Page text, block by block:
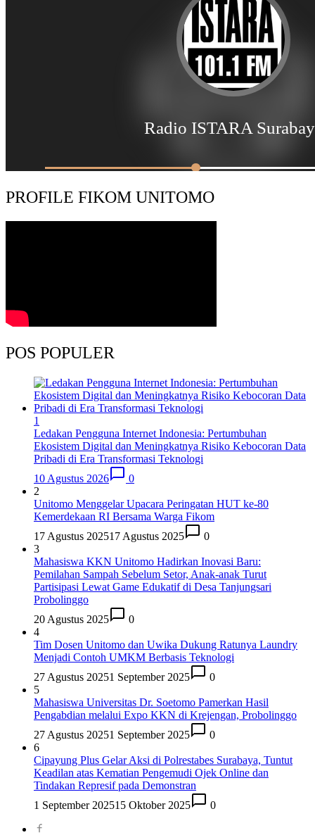
PROFILE FIKOM UNITOMO
POS POPULER
1
Ledakan Pengguna Internet Indonesia: Pertumbuhan
Ekosistem Digital dan Meningkatnya Risiko Kebocoran Data
Pribadi di Era Transformasi Teknologi
10 Agustus 2026
0
2
Unitomo Menggelar Upacara Peringatan HUT ke-80
Kemerdekaan RI Bersama Warga Fikom
17 Agustus 202517 Agustus 2025
0
3
Mahasiswa KKN Unitomo Hadirkan Inovasi Baru:
Pemilahan Sampah Sebelum Setor, Anak-anak Turut
Partisipasi Lewat Game Edukatif di Desa Tanjungsari
Probolinggo
20 Agustus 2025
0
4
Tim Dosen Unitomo dan Uwika Dukung Ratunya Laundry
Menjadi Contoh UMKM Berbasis Teknologi
27 Agustus 20251 September 2025
0
5
Mahasiswa Universitas Dr. Soetomo Pamerkan Hasil
Pengabdian melalui Expo KKN di Krejengan, Probolinggo
27 Agustus 20251 September 2025
0
6
Cipayung Plus Gelar Aksi di Polrestabes Surabaya, Tuntut
Keadilan atas Kematian Pengemudi Ojek Online dan
Tindakan Represif pada Demonstran
1 September 202515 Oktober 2025 0